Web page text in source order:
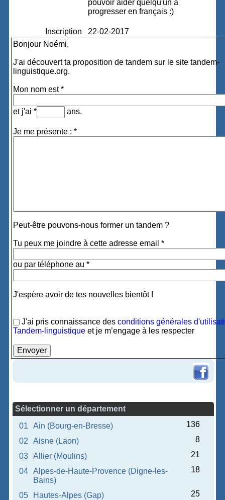
pouvoir aider quelqu'un à
progresser en français :)
Inscription
22-02-2017
Bonjour Noémi,
J'ai découvert ta proposition de tandem sur le site tandem-
linguistique.org.
Mon nom est *
et j'ai * ans.
Je me présente : *
Peut-être pouvons-nous former un tandem ?
Tu peux me joindre à cette adresse email *
ou par téléphone au *
J'espère avoir de tes nouvelles bientôt !
J'ai pris connaissance desconditions générales
Tandem-linguistique et je m’engage à les respecter
Sélectionner un département
01
Ain (Bourg-en-Bresse)
136
02
Aisne (Laon)
8
03
Allier (Moulins)
21
04
Alpes-de-Haute-Provence (Digne-les-
Bains)
18
05 Hautes-Alpes (Gap)
25